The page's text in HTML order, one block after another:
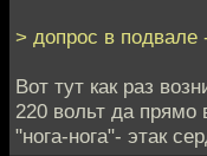
> допрос в
Вот тут как раз
220 вольт да прямо
"нога-нога"- этак